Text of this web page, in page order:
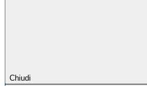
Chiudi